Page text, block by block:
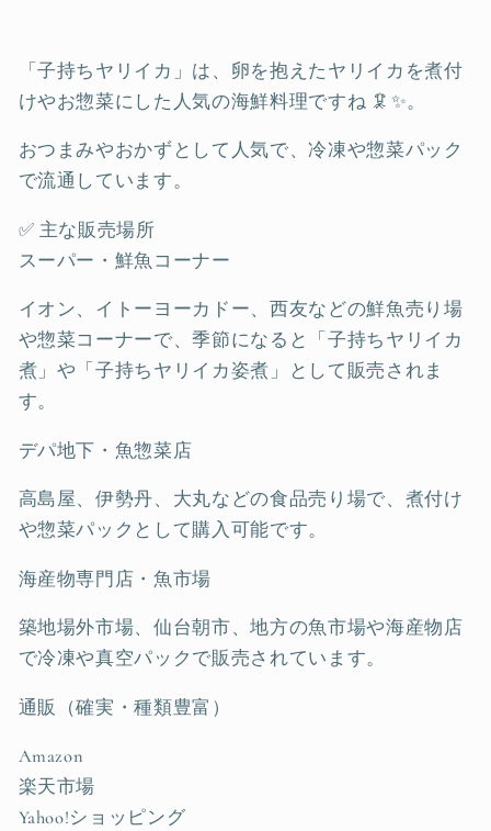
「子持ちヤリイカ」は、卵を抱えたヤリイカを煮付
けやお惣菜にした人気の海鮮料理ですね 🦑✨。
おつまみやおかずとして人気で、冷凍や惣菜パック
で流通しています。
✅ 主な販売場所
スーパー・鮮魚コーナー
イオン、イトーヨーカドー、西友などの鮮魚売り場
や惣菜コーナーで、季節になると「子持ちヤリイカ
煮」や「子持ちヤリイカ姿煮」として販売されま
す。
デパ地下・魚惣菜店
高島屋、伊勢丹、大丸などの食品売り場で、煮付け
や惣菜パックとして購入可能です。
海産物専門店・魚市場
築地場外市場、仙台朝市、地方の魚市場や海産物店
で冷凍や真空パックで販売されています。
通販（確実・種類豊富）
Amazon
楽天市場
Yahoo!ショッピング